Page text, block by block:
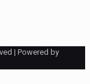
| Powered by